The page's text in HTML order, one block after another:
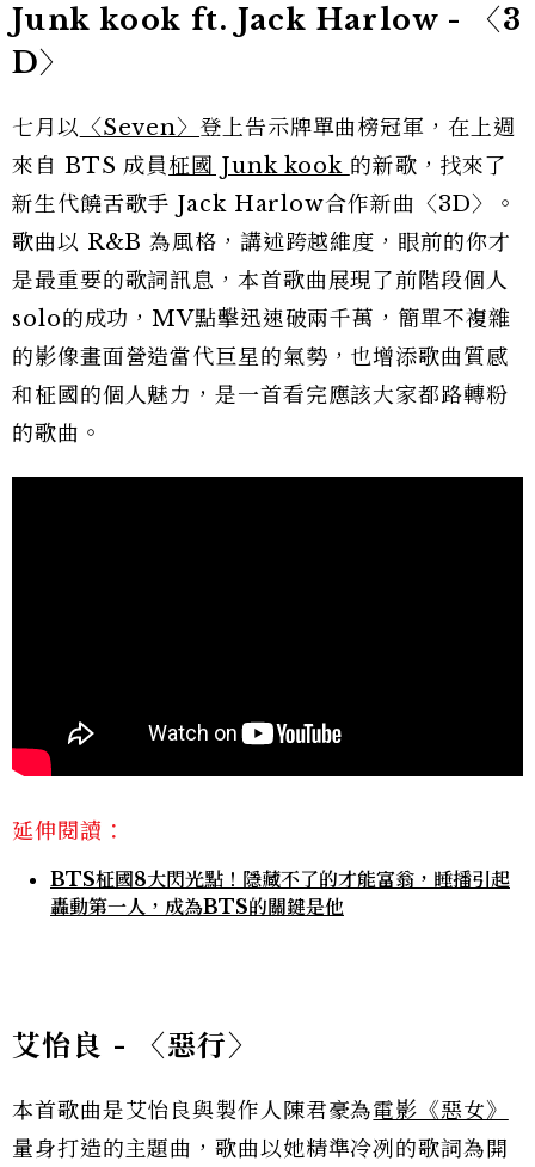
Junk kook ft. Jack Harlow - 〈3
D〉
七月以 〈Seven〉 登上告示牌單曲榜冠軍，在上週
來自 BTS 成員柾國 Junk kook 的新歌，找來了
新生代饒舌歌手 Jack Harlow合作新曲〈3D〉。
歌曲以 R&B 為風格，講述跨越維度，眼前的你才
是最重要的歌詞訊息，本首歌曲展現了前階段個人
solo的成功，MV點擊迅速破兩千萬，簡單不複雜
的影像畫面營造當代巨星的氣勢，也增添歌曲質感
和柾國的個人魅力，是一首看完應該大家都路轉粉
的歌曲。
延伸閱讀：
BTS柾國8大閃光點！隱藏不了的才能富翁，睡播引起
轟動第一人，成為BTS的關鍵是他
艾怡良 - 〈惡行〉
本首歌曲是艾怡良與製作人陳君豪為電影《惡女》
量身打造的主題曲，歌曲以她精準冷冽的歌詞為開